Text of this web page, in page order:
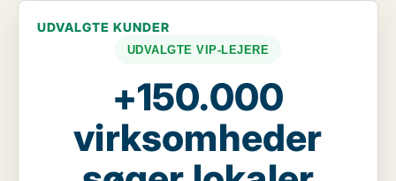
UDVALGTE KUNDER
UDVALGTE VIP-LEJERE
+150.000
virksomheder